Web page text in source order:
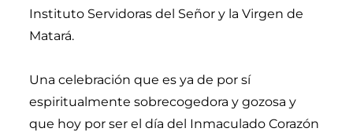
Instituto Servidoras del Señor y la Virgen de
Matará.
Una celebración que es ya de por sí
espiritualmente sobrecogedora y gozosa y
que hoy por ser el día del Inmaculado Corazón